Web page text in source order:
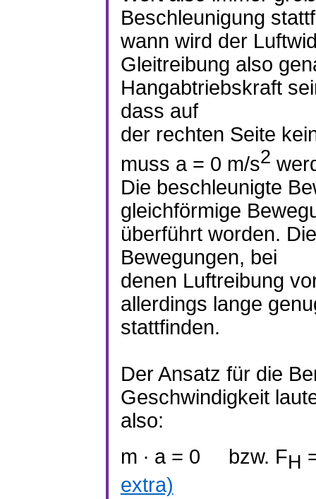
Beschleunigung
wann wird der
Gleitreibung also
Hangabtriebskraft
dass auf
der rechten Seite
muss a = 0 m/s2
Die beschleunigte
gleichförmige
überführt worden.
Bewegungen, bei
denen Luftreibung
allerdings lange
stattfinden.
Der Ansatz für die
Geschwindigkeit
also:
m ∙ a = 0
bzw. FH
extra)